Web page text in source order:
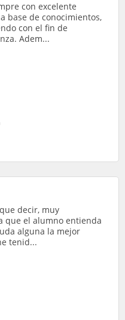
con excelente
base de conocimientos,
con el fin de
Adem...
decir, muy
que el alumno entienda
alguna la mejor
tenid...